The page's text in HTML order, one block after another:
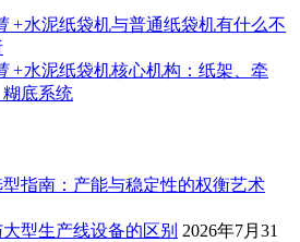
+水泥纸袋机与普通纸袋机有什么不
+水泥纸袋机核心机构：纸架、牵
底系统
指南：产能与稳定性的权衡艺术
型生产线设备的区别 2026年7月31